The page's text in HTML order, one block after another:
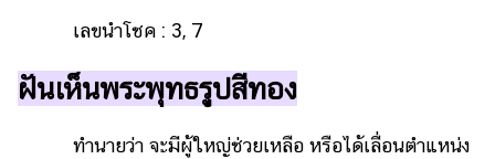
เลขนำโชค : 3, 7
ฝันเห็นพระพุทธรูปสีทอง
ทำนายว่า จะมีผู้ใหญ่ช่วยเหลือ หรือได้เลื่อนตำแหน่ง